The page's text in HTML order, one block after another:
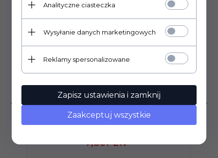
Partsland gitarowy 500k/B liniowy
7,50PLN*
Analityczne ciasteczka
Wysyłanie danych marketingowych
Reklamy spersonalizowane
Zapisz ustawienia i zamknij
Zaakceptuj wszystkie